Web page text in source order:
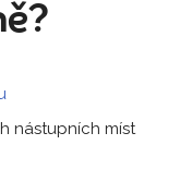
nástupních míst